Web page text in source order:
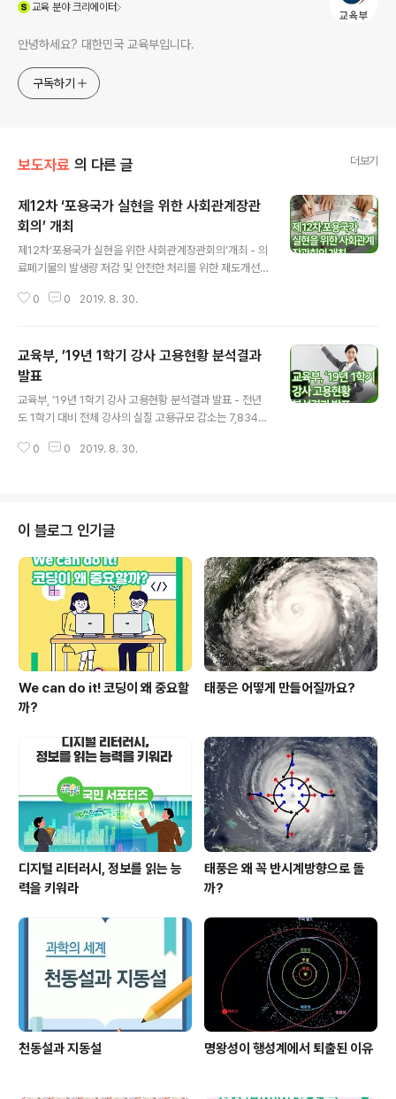
교육분야 크리에이터
안녕하세요? 대한민국 교육부입니다.
구독하기
보도자료 의 다른 글 더보기
제12차 ‘포용국가 실현을 위한 사회관계장관
회의’ 개최
제12차‘포용국가 실현을 위한 사회관계장관회의’개최 - 의
료폐기물의 발생량 저감 및 안전한 처리를 위한 제도개선
수 있도록 통합 제공 체계 마련 - 유은혜 부총리 겸 교육부
폐기물 안전 처리 방안 추진 점검 및 향후 계획(안)」 ◈「제2
차 외래생물 관리계획(’19∼’23)(안)」 ◈「임신지원 서비스
통합제공 추진계획(안)」 ◈「2020년 사회정책방향 수립
추진계획(안)｣​ 제1호 안건 ｢의료폐기물 안전 처리 방안 추
진 점검 및 향후 계획(안)｣ - 이번 안건은, 정부..
0 0 2019. 8. 30.
교육부, ’19년 1학기 강사 고용현황 분석결과
발표
교육부, ’19년 1학기 강사 고용현황 분석결과 발표 - 전년
도 1학기 대비 전체 강사의 실질 고용규모 감소는 7,834명
감소는 4,704명(-15.6%) 시간강사연구지원 및 대학 평
결과를 발표하였다. 이번 분석은 개정 고등교육법(강사법)
적용 399개교의 실질적인 강사 고용 변동을 파악하기 위
하여 이루어졌다. 한국교육개발원(KEDI)의 교육기본통계
조사 자료를 기반으로, 1명의 강사가 여러 대학에 출강할
경우 중복 집계되던 기존 집계 방식과 달리 강사로 재직하
고 있는 실..
0 0 2019. 8. 30.
이 블로그 인기글
We can do it! 코딩이 왜 중요할
까?
태풍은 어떻게 만들어질까요?
디지털 리터러시, 정보를 읽는 능
력을 키워라
태풍은 왜 꼭 반시계방향으로 돌
까?
천동설과 지동설 명왕성이 행성계에서 퇴출된 이유